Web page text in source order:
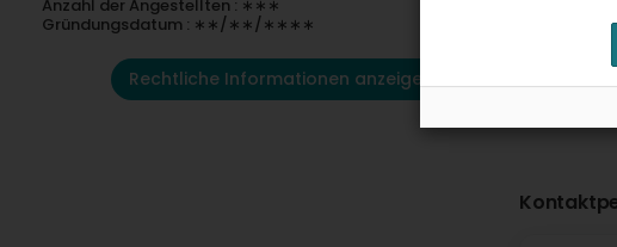
Anzahl der Angestellten : ∗∗∗
Gründungsdatum : ∗∗/∗∗/∗∗∗∗
Rechtliche Informationen anzeigen